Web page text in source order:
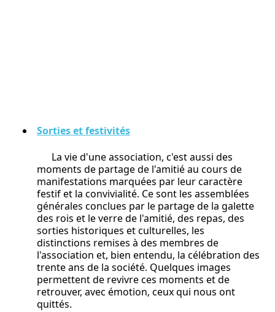
Sorties et festivités
La vie d'une association, c'est aussi des
moments de partage de l'amitié au cours de
manifestations marquées par leur caractère
festif et la convivialité. Ce sont les assemblées
générales conclues par le partage de la galette
des rois et le verre de l'amitié, des repas, des
sorties historiques et culturelles, les
distinctions remises à des membres de
l'association et, bien entendu, la célébration des
trente ans de la société. Quelques images
permettent de revivre ces moments et de
retrouver, avec émotion, ceux qui nous ont
quittés.